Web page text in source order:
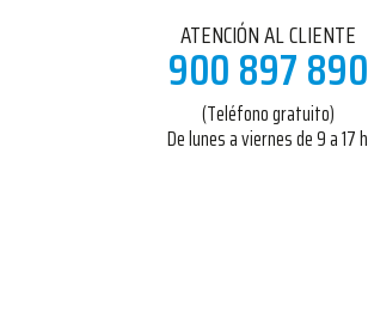
ATENCIÓN AL CLIENTE
900 897 890
(Teléfono gratuito)
De lunes a viernes de 9 a 17 h